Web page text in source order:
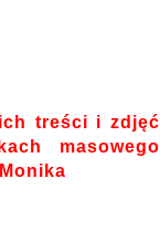
treści i zdjęć
masowego